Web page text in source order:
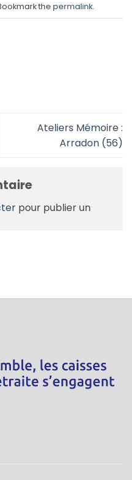
the permalink.
Ateliers Mémoire :
Arradon (56)
pour publier un